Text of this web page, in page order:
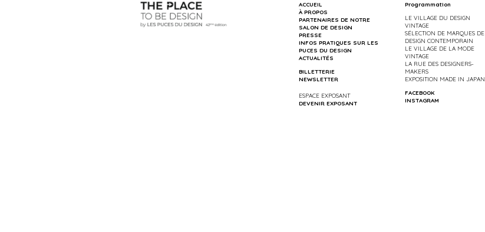
ACCUEIL
À PROPOS
PARTENAIRES DE NOTRE
SALON DE DESIGN
PRESSE
INFOS PRATIQUES SUR LES
PUCES DU DESIGN
ACTUALITÉS
BILLETTERIE
NEWSLETTER
ESPACE EXPOSANT
DEVENIR EXPOSANT
Programmation
LE VILLAGE DU DESIGN
VINTAGE
SÉLECTION DE MARQUES DE
DESIGN CONTEMPORAIN
LE VILLAGE DE LA MODE
VINTAGE
LA RUE DES DESIGNERS-
MAKERS
EXPOSITION MADE IN JAPAN
FACEBOOK
INSTAGRAM